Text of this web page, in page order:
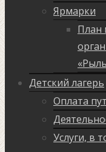
Ярмарки
План
Детский лагерь
Оплата
Услуги, в